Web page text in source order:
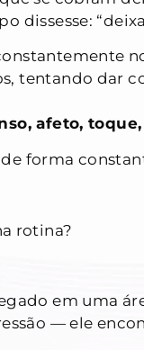
dissesse:
tentando dar
afeto,
forma
rotina?
em uma
— ele